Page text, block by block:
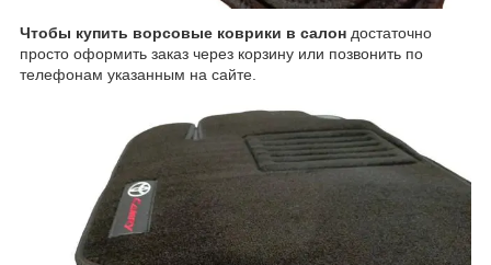
Чтобы купить ворсовые коврики в салон достаточно
просто оформить заказ через корзину или позвонить по
телефонам указанным на сайте.